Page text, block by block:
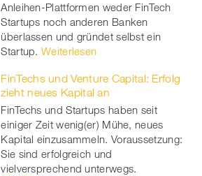
Anleihen-Plattformen weder FinTech
Startups noch anderen Banken
überlassen und gründet selbst ein
Startup.Weiterlesen
FinTechs und Venture Capital: Erfolg
zieht neues Kapital an
FinTechs und Startups haben seit
einiger Zeit wenig(er) Mühe, neues
Kapital einzusammeln. Voraussetzung:
Sie sind erfolgreich und
vielversprechend unterwegs.